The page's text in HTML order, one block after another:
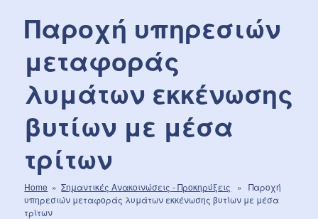
Παροχή υπηρεσιών
μεταφοράς
λυμάτων εκκένωσης
βυτίων με μέσα
τρίτων
Home »Σημαντικές Aνακοινώσεις - Προκηρύξεις » Παροχή
υπηρεσιών μεταφοράς λυμάτων εκκένωσης βυτίων με μέσα
τρίτων